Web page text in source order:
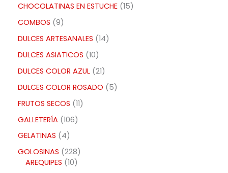
CHOCOLATINAS EN ESTUCHE 15
COMBOS 9
DULCES ARTESANALES 14
DULCES ASIATICOS 10
DULCES COLOR AZUL 21
DULCES COLOR ROSADO
5
FRUTOS SECOS 11
GALLETERÍA 106
GELATINAS
4
GOLOSINAS 228
AREQUIPES 10